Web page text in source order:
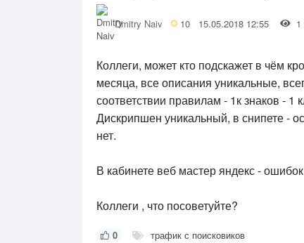
Dmitry Naiv 10 15.05.2018 12:55
Коллеги, может кто подскажет в чём
месяца, все описания уникальные,
соответствии правилам - 1к знаков -
Дискрипшен уникальный, в снипете -
нет.
В кабинете веб мастер яндекс -
Коллеги , что посоветуйте?
0 трафик с поисковиков